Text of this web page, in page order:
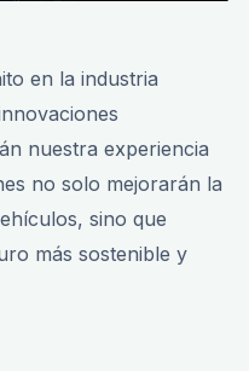
en la industria
nuestra experiencia
no solo mejorarán la
sino que
más sostenible y